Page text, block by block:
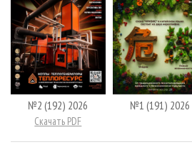
№2 (192) 2026
Скачать PDF
№1 (191) 2026